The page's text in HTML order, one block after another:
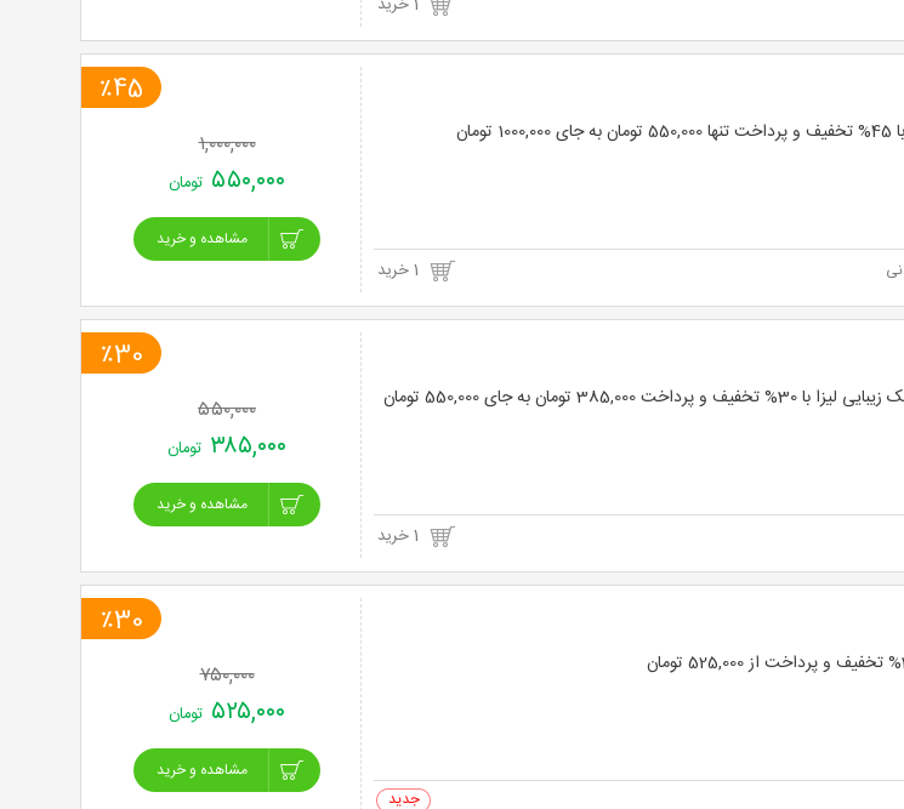
٪45
۱,۰۰۰,۰۰۰
۵۵۰,۰۰۰ تومان
مشاهده و خرید
تومان به جای 550,000 تومان
٪30
۵۵۰,۰۰۰
۳۸۵,۰۰۰ تومان
مشاهده و خرید
٪30
۷۵۰,۰۰۰
۵۲۵,۰۰۰ تومان
مشاهده و خرید